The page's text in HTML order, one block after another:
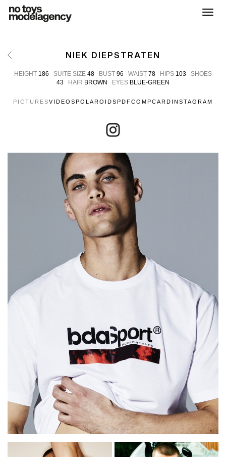
NIEK DIEPSTRATEN
HEIGHT 186 SUITE SIZE 48 BUST 96 WAIST 78 HIPS 103
SHOES
43
HAIR BROWN EYES BLUE-GREEN
PICTURESVIDEOSPOLAROIDSPDFCOMPCARD INSTAGRAM